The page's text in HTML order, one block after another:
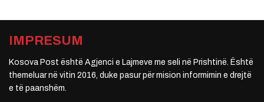
IMPRESUM
Kosova Post është Agjenci e Lajmeve me seli në Prishtinë. Është
themeluar në vitin 2016, duke pasur për mision informimin e drejtë
e të paanshëm.